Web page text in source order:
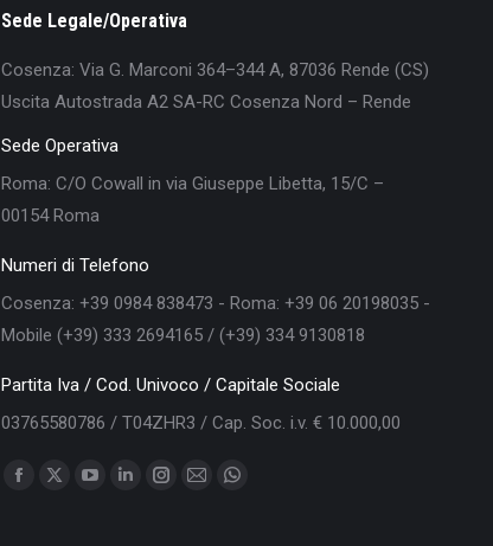
Sede Legale/Operativa
Cosenza: Via G. Marconi 364–344 A, 87036 Rende (CS)
Uscita Autostrada A2 SA-RC Cosenza Nord – Rende
Sede Operativa
Roma: C/O Cowall in via Giuseppe Libetta, 15/C –
00154 Roma
Numeri di Telefono
Cosenza: +39 0984 838473 - Roma: +39 06 20198035 -
Mobile (+39) 333 2694165 / (+39) 334 9130818
Partita Iva / Cod. Univoco / Capitale Sociale
03765580786 / T04ZHR3 / Cap. Soc. i.v. € 10.000,00
Find us on:
Facebook
X
YouTubeLinkedinInstagram
Mail Whatsapp